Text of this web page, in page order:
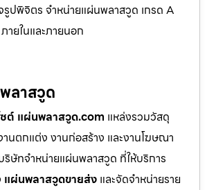
รูปพิจิตร จำหน่ายแผ่นพลาสวูด เกรด A
ายในและภายนอก
ลาสวูด
ซต์ แผ่นพลาสวูด.com แหล่งรวมวัสดุ
นตกแต่ง งานก่อสร้าง และงานโฆษณา
ริษัทจำหน่ายแผ่นพลาสวูด ที่ให้บริการ
แผ่นพลาสวูดขายส่ง และจัดจำหน่ายราย